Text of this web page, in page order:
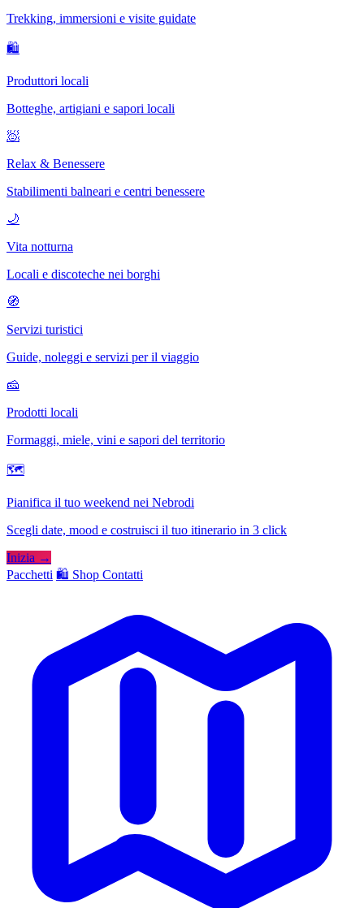
Trekking, immersioni e visite guidate
🛍
Produttori locali
Botteghe, artigiani e sapori locali
🧖
Relax & Benessere
Stabilimenti balneari e centri benessere
🌙
Vita notturna
Locali e discoteche nei borghi
🧭
Servizi turistici
Guide, noleggi e servizi per il viaggio
🧀
Prodotti locali
Formaggi, miele, vini e sapori del territorio
🗺
Pianifica il tuo weekend nei Nebrodi
Scegli date, mood e costruisci il tuo itinerario in 3 click
Inizia →
Pacchetti 🛍️ Shop Contatti